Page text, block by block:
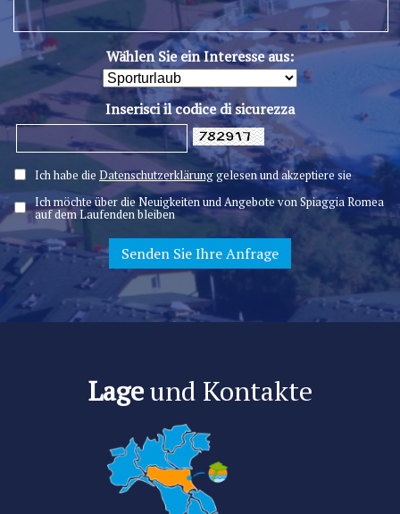
Wählen Sie ein Interesse aus:
Inserisci il codice di sicurezza
Ich habe die Datenschutzerklärunggelesen und akzeptiere sie
Ich möchte über die Neuigkeiten und Angebote von Spiaggia Romea
auf dem Laufenden bleiben
Lageund Kontakte